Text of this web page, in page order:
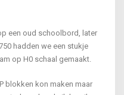
een oud schoolbord, later
hadden we een stukje
op H0 schaal gemaakt.
blokken kon maken maar